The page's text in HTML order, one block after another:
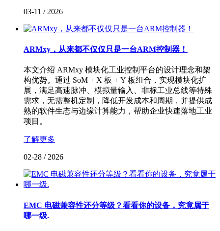
03-11 / 2026
ARMxy，从来都不仅仅只是一台ARM控制器！
本文介绍 ARMxy 模块化工业控制平台的设计理念和架
构优势。通过 SoM + X 板 + Y 板组合，实现模块化扩
展，满足高速脉冲、模拟量输入、非标工业总线等特殊
需求，无需整机定制，降低开发成本和周期，并提供成
熟的软件生态与边缘计算能力，帮助企业快速落地工业
项目。
了解更多
02-28 / 2026
EMC 电磁兼容性还分等级？看看你的设备，究竟属于
哪一级.